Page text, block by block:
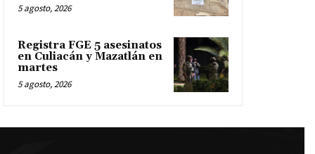
5 agosto, 2026
Registra FGE 5 asesinatos
en Culiacán y Mazatlán en
martes
5 agosto, 2026